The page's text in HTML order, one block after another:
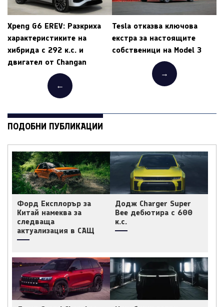
Xpeng G6 EREV: Разкриха
характеристиките на
хибрида с 292 к.с. и
двигател от Changan
←
Tesla отказва ключова
екстра за настоящите
собственици на Model 3
→
ПОДОБНИ ПУБЛИКАЦИИ
Форд Експлорър за
Китай намеква за
следваща
актуализация в САЩ
Додж Charger Super
Bee дебютира с 600
к.с.